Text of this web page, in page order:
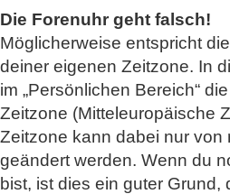
Die Forenuhr geht falsch!
Möglicherweise entspricht
deiner eigenen Zeitzone. In
im „Persönlichen Bereich“
Zeitzone (Mitteleuropäische
Zeitzone kann dabei nur von
geändert werden. Wenn du
bist, ist dies ein guter Grund,